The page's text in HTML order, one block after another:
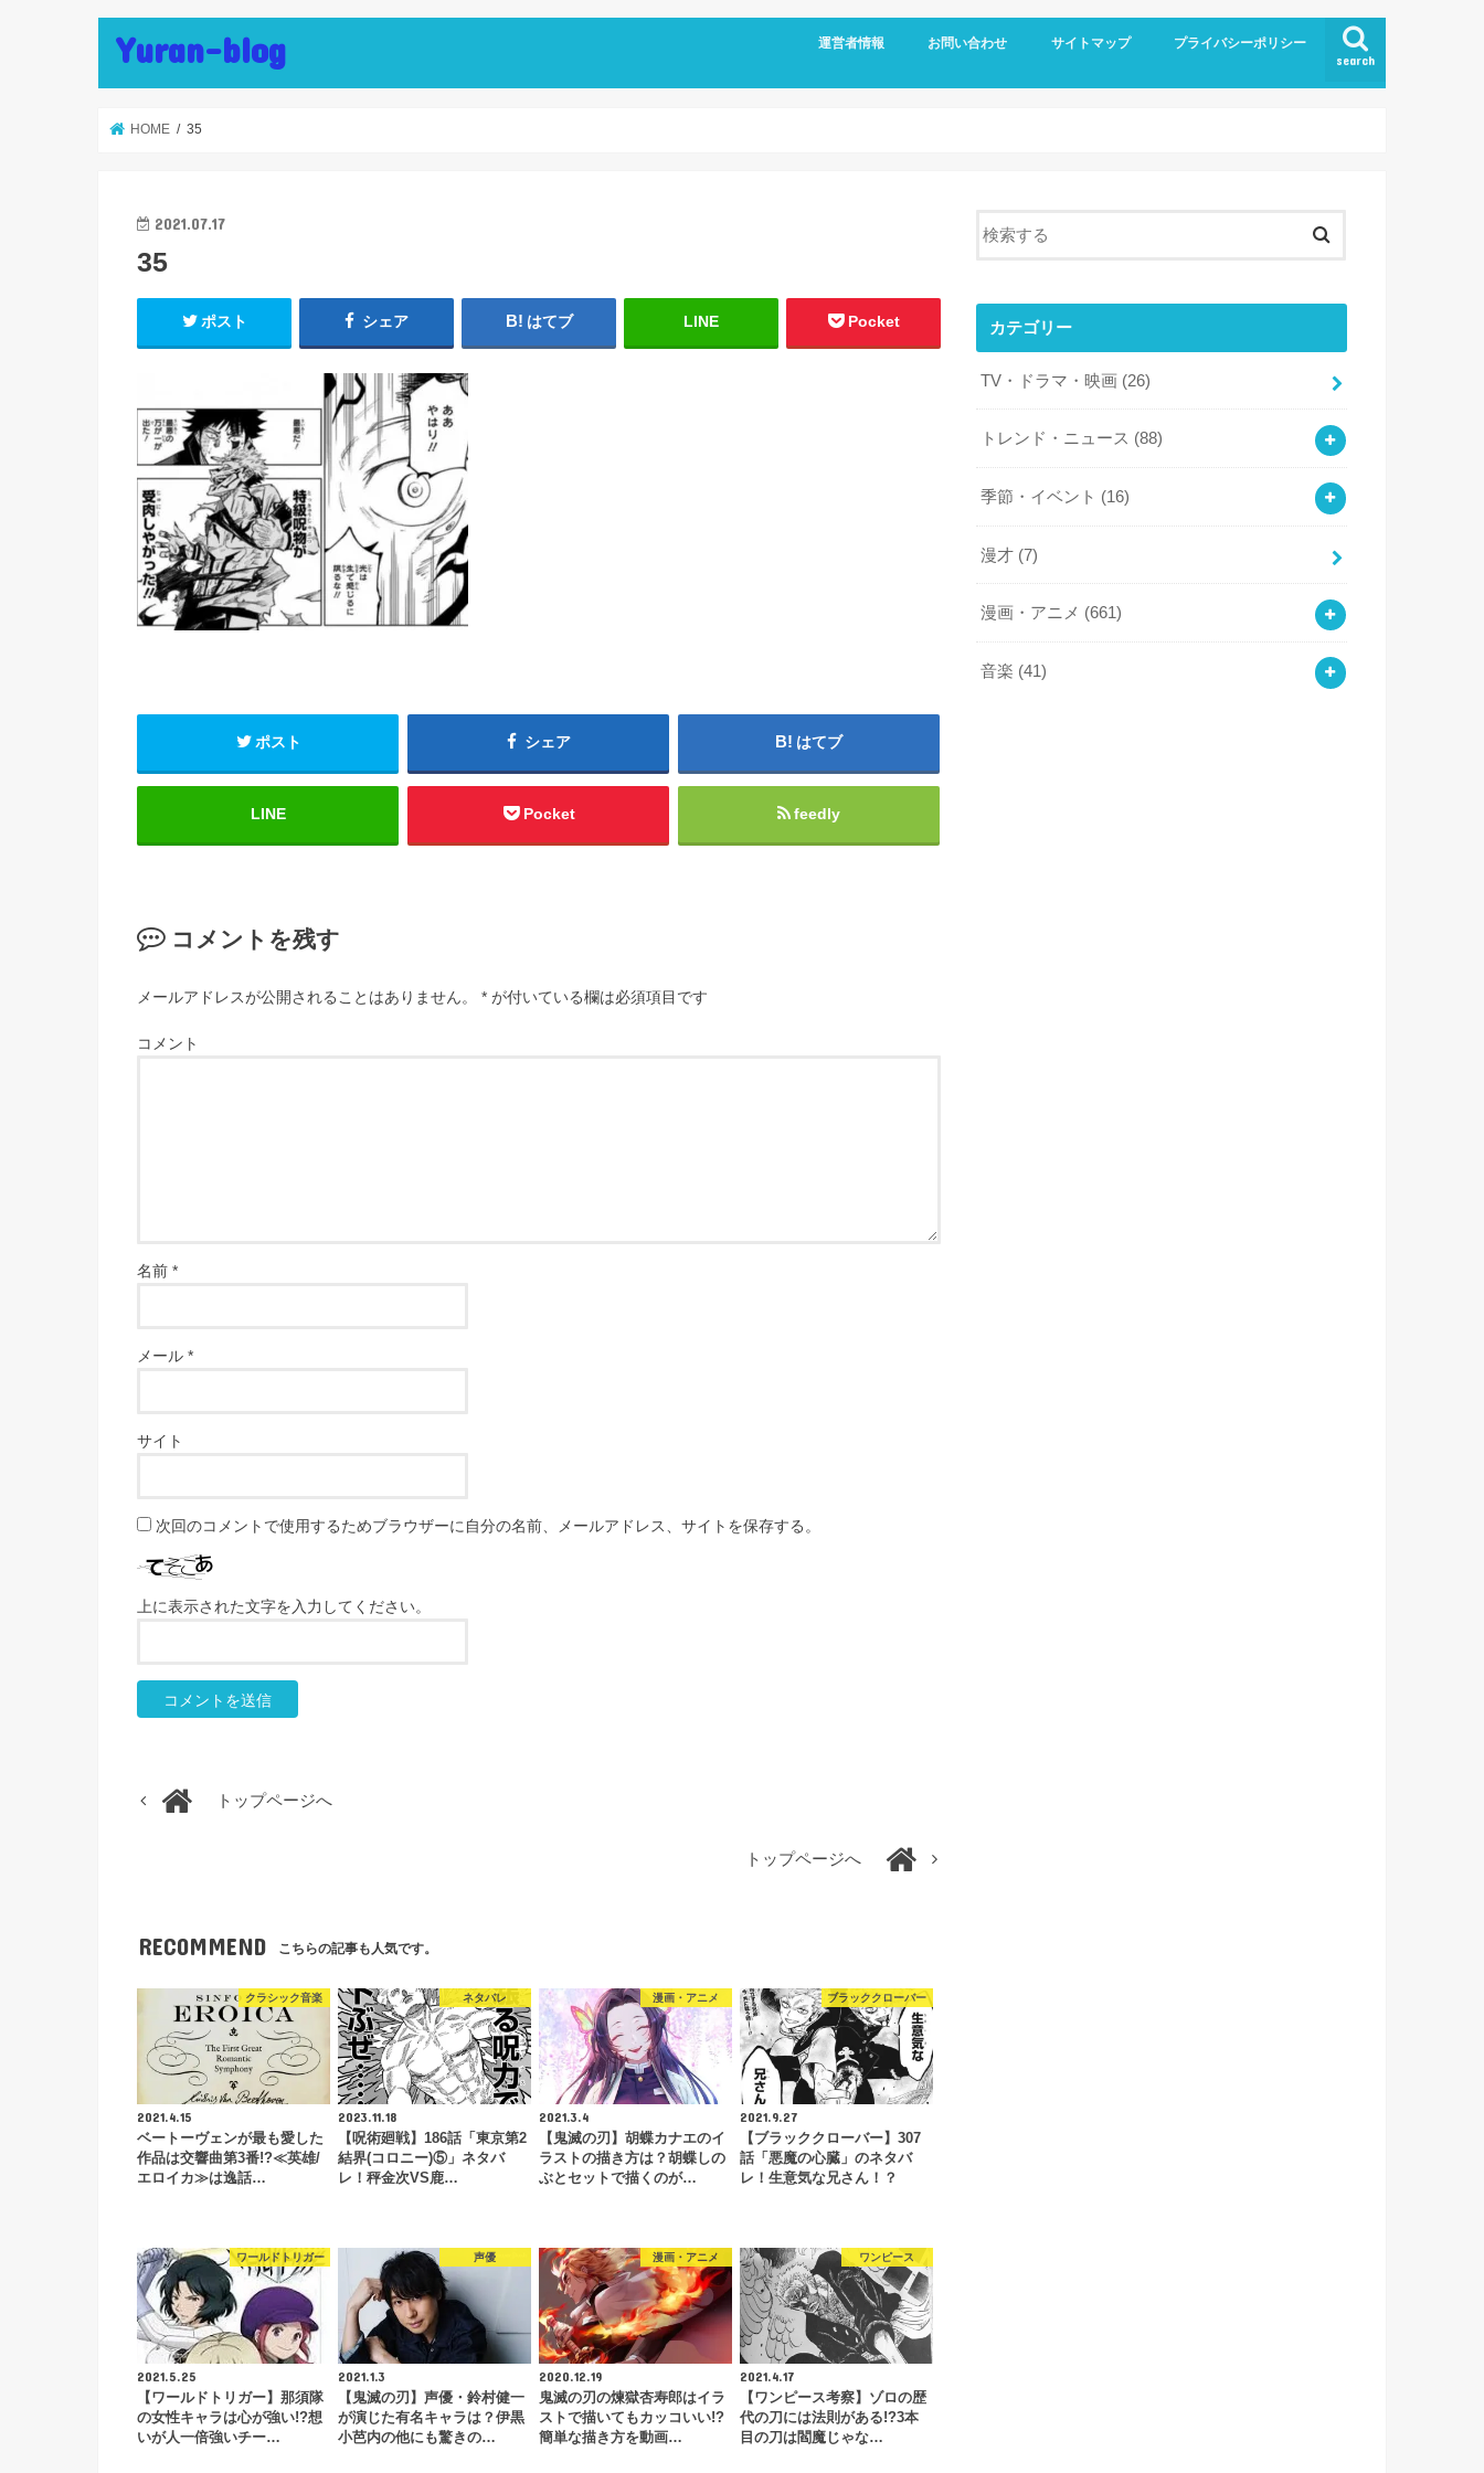
Yuran-blog search
運営者情報 お問い合わせ サイトマップ プライバシーポリシー
HOME 35
2021.07.17
35
ポスト シェア はてブ LINE Pocket
ポスト シェア はてブ
LINE Pocket feedly
コメントを残す
メールアドレスが公開されることはありません。 * が付いている欄は必須項目です
コメント
名前 *
メール *
サイト
次回のコメントで使用するためブラウザーに自分の名前、メールアドレス、サイトを保存する。
上に表示された文字を入力してください。
トップページへ
トップページへ
RECOMMEND こちらの記事も人気です。
クラシック音楽
2021.4.15
ベートーヴェンが最も愛した
作品は交響曲第3番!?≪英雄/
エロイカ≫は逸話…
ネタバレ
2023.11.18
【呪術廻戦】186話「東京第2
結界(コロニー)⑤」ネタバ
レ！秤金次VS鹿…
漫画・アニメ
2021.3.4
【鬼滅の刃】胡蝶カナエのイ
ラストの描き方は？胡蝶しの
ぶとセットで描くのが…
ブラッククローバー
2021.9.27
【ブラッククローバー】307
話「悪魔の心臓」のネタバ
レ！生意気な兄さん！？
ワールドトリガー
2021.5.25
【ワールドトリガー】那須隊
の女性キャラは心が強い!?想
いが人一倍強いチー…
声優
2021.1.3
【鬼滅の刃】声優・鈴村健一
が演じた有名キャラは？伊黒
小芭内の他にも驚きの…
漫画・アニメ
2020.12.19
鬼滅の刃の煉獄杏寿郎はイラ
ストで描いてもカッコいい!?
簡単な描き方を動画…
ワンピース
2021.4.17
【ワンピース考察】ゾロの歴
代の刀には法則がある!?3本
目の刀は閻魔じゃな…
カテゴリー
TV・ドラマ・映画 (26)
トレンド・ニュース (88)
季節・イベント (16)
漫才 (7)
漫画・アニメ (661)
音楽 (41)